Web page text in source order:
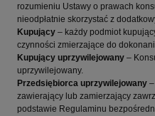
rozumieniu Ustawy o prawach
nieodpłatnie skorzystać z
Kupujący – każdy podmiot
czynności zmierzające do
Kupujący uprzywilejowany –
uprzywilejowany.
Przedsiębiorca uprzywilejowany
zawierający lub zamierzający
podstawie Regulaminu